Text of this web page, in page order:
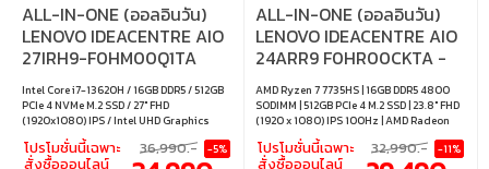
ALL-IN-ONE (ออลอินวัน)
LENOVO IDEACENTRE AIO
27IRH9-F0HM00Q1TA
Intel Core i7-13620H / 16GB DDR5 / 512GB
PCIe 4 NVMe M.2 SSD / 27" FHD
(1920x1080) IPS / Intel UHD Graphics
(Integrated) / Windows 11 Home / Office
Home & Student 2024 / Microsoft 365
โปรโมชั่นนี้เฉพาะ
สั่งซื้อออนไลน์
36,990.- -5%
ALL-IN-ONE (ออลอินวัน)
LENOVO IDEACENTRE AIO
24ARR9 F0HR00CKTA -
CLOUD GREY
AMD Ryzen 7 7735HS | 16GB DDR5 4800
SODIMM | 512GB PCIe 4 M.2 SSD | 23.8" FHD
(1920 x 1080) IPS 100Hz | AMD Radeon
680M Graphics (Integrated) | Windows 11
Home / Office Home 2024 / Microsoft 365
โปรโมชั่นนี้เฉพาะ
สั่งซื้อออนไลน์
32,990.- -11%